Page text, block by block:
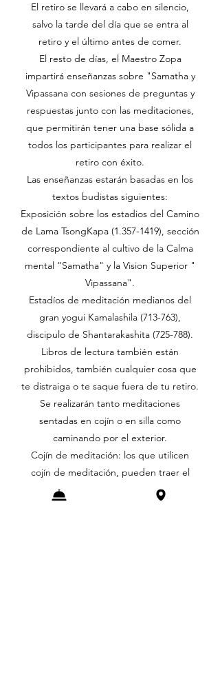
El retiro se llevará a cabo en silencio,
salvo la tarde del día que se entra al
retiro y el último antes de comer.
El resto de días, el Maestro Zopa
impartirá enseñanzas sobre "Samatha y
Vipassana con sesiones de preguntas y
respuestas junto con las meditaciones,
que permitirán tener una base sólida a
todos los participantes para realizar el
retiro con éxito.
Las enseñanzas estarán basadas en los
textos budistas siguientes:
Exposición sobre los estadios del Camino
de Lama TsongKapa (1.357-1419), sección
correspondiente al cultivo de la Calma
mental "Samatha" y la Vision Superior "
Vipassana".
Estadíos de meditación medianos del
gran yogui Kamalashila (713-763),
discipulo de Shantarakashita (725-788).
Libros de lectura también están
prohibidos, también cualquier cosa que
te distraiga o te saque fuera de tu retiro.
Se realizarán tanto meditaciones
sentadas en cojín o en silla como
caminando por el exterior.
Cojín de meditación: los que utilicen
cojín de meditación, pueden traer el
suyo propio. El que no tenga podrá